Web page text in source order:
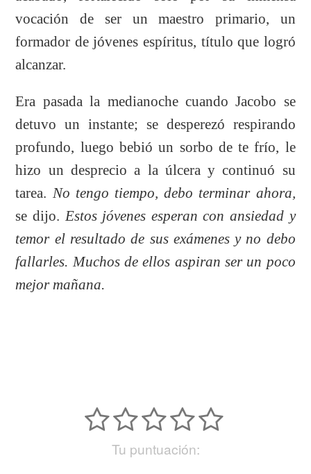
vocación de ser un maestro primario, un
formador de jóvenes espíritus, título que logró
alcanzar.
Era pasada la medianoche cuando Jacobo se
detuvo un instante; se desperezó respirando
profundo, luego bebió un sorbo de te frío, le
hizo un desprecio a la úlcera y continuó su
tarea. No tengo tiempo, debo terminar ahora,
se dijo. Estos jóvenes esperan con ansiedad y
temor el resultado de sus exámenes y no debo
fallarles. Muchos de ellos aspiran ser un poco
mejor mañana.
Tu puntuación: